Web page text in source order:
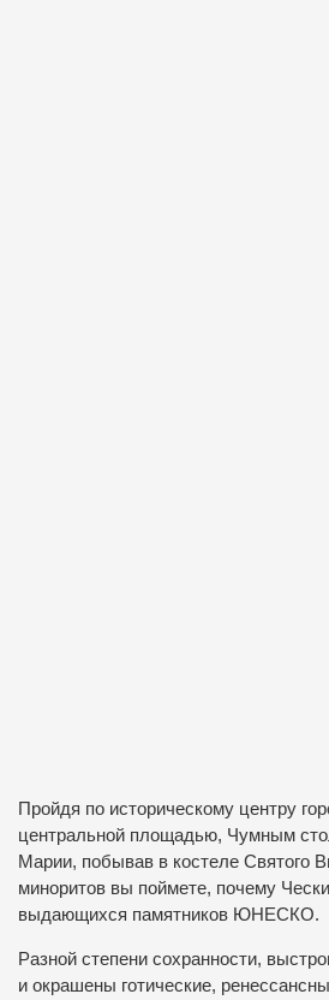
Пройдя по историческому центру
центральной площадью, Чумным
Марии, побывав в костеле Святого
миноритов вы поймете, почему
выдающихся памятников ЮНЕСКО.
Разной степени сохранности,
и окрашены готические,